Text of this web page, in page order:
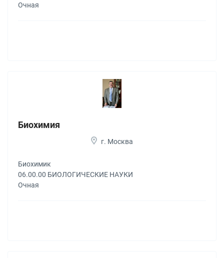
Очная
Биохимия
г. Москва
Биохимик
06.00.00 БИОЛОГИЧЕСКИЕ НАУКИ
Очная